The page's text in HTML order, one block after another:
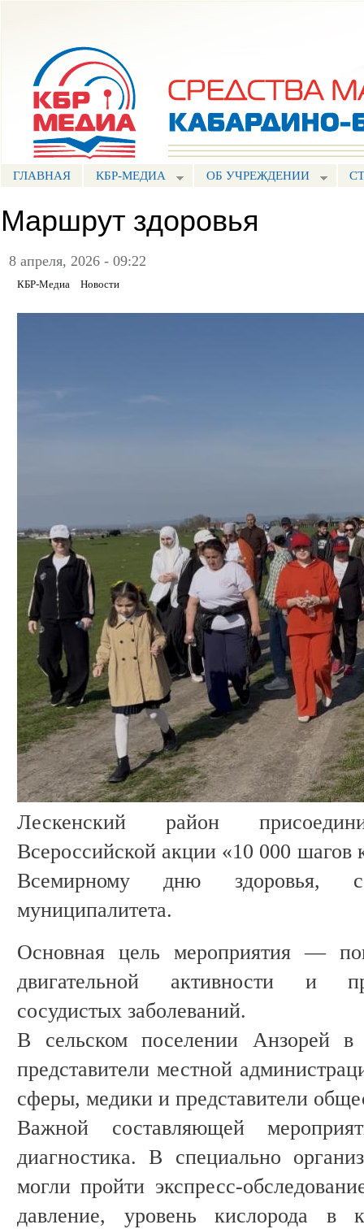
ГЛАВНАЯ КБР-МЕДИА ОБ УЧРЕЖДЕНИИ
Маршрут здоровья
8 апреля, 2026 - 09:22
КБР-Медиа Новости
Лескенский район
Всероссийской акции «10 000 шагов
Всемирному дню здоровья,
муниципалитета.
Основная цель мероприятия —
двигательной активности и
сосудистых заболеваний.
В сельском поселении Анзорей в
представители местной
сферы, медики и представители
Важной составляющей
диагностика. В специально
могли пройти экспресс-
давление, уровень кислорода в